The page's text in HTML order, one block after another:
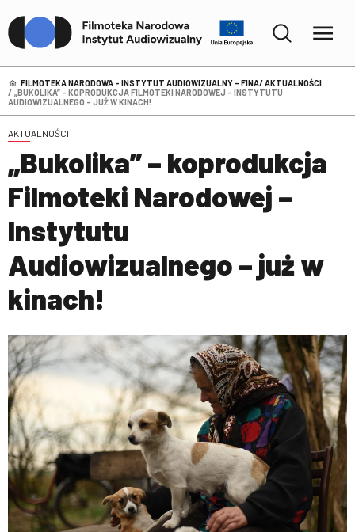
FILMOTEKA NARODOWA – INSTYTUT AUDIOWIZUALNY - FINA AKTUALNOŚCI
„BUKOLIKA” – KOPRODUKCJA FILMOTEKI NARODOWEJ – INSTYTUTU
AUDIOWIZUALNEGO – JUŻ W KINACH!
AKTUALNOŚCI
„Bukolika” – koprodukcja
Filmoteki Narodowej –
Instytutu
Audiowizualnego – już w
kinach!